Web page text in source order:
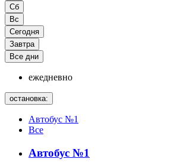
Сб
Вс
Сегодня
Завтра
Все дни
ежедневно
остановка:
Автобус №1
Все
Автобус №1